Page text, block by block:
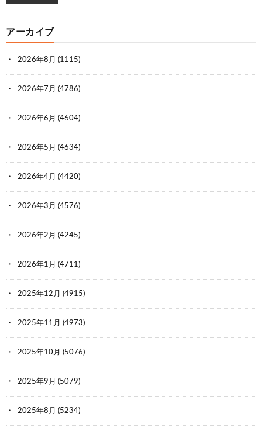
アーカイブ
2026年8月 (1115)
2026年7月 (4786)
2026年6月 (4604)
2026年5月 (4634)
2026年4月 (4420)
2026年3月 (4576)
2026年2月 (4245)
2026年1月 (4711)
2025年12月 (4915)
2025年11月 (4973)
2025年10月 (5076)
2025年9月 (5079)
2025年8月 (5234)